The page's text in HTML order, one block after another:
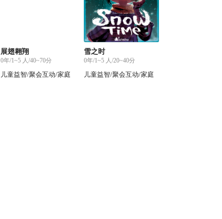
展翅翱翔
0年/1~5 人/40~70分
儿童益智/聚会互动/家庭
雪之时
0年/1~5 人/20~40分
儿童益智/聚会互动/家庭